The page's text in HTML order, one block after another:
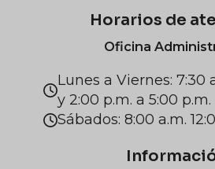
Horarios de
Oficina
Lunes a Viernes: 7:30
y 2:00 p.m. a 5:00 p.m.
Sábados: 8:00 a.m.